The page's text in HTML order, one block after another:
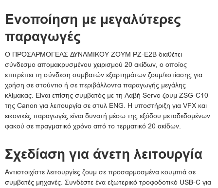
Ενοποίηση με μεγαλύτερες
παραγωγές
Ο ΠΡΟΣΑΡΜΟΓΕΑΣ ΔΥΝΑΜΙΚΟΥ ΖΟΥΜ PZ-E2B διαθέτει
σύνδεσμο απομακρυσμένου χειρισμού 20 ακίδων, ο οποίος
επιτρέπει τη σύνδεση συμβατών εξαρτημάτων ζουμ/εστίασης για
χρήση σε στούντιο ή σε περιβάλλοντα παραγωγής μεγάλης
κλίμακας. Είναι επίσης συμβατός με τη Λαβή Servo ζουμ ZSG-C10
της Canon για λειτουργία σε στυλ ENG. Η υποστήριξη για VFX και
εικονικές παραγωγές είναι δυνατή μέσω της εξόδου μεταδεδομένων
φακού σε πραγματικό χρόνο από το τερματικό 20 ακίδων.
Σχεδίαση για άνετη λειτουργία
Αντιστοιχίστε λειτουργίες ζουμ σε προσαρμοσμένα κουμπιά σε
συμβατές μηχανές. Συνδέστε ένα εξωτερικό τροφοδοτικό USB-C για